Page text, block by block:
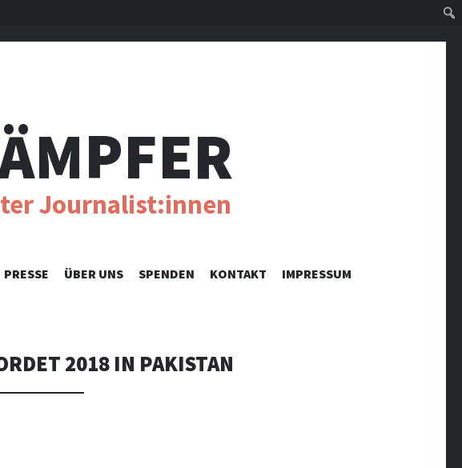
Journalist:innen
PRESSE ÜBER UNS SPENDEN KONTAKT IMPRESSUM
2018 IN PAKISTAN